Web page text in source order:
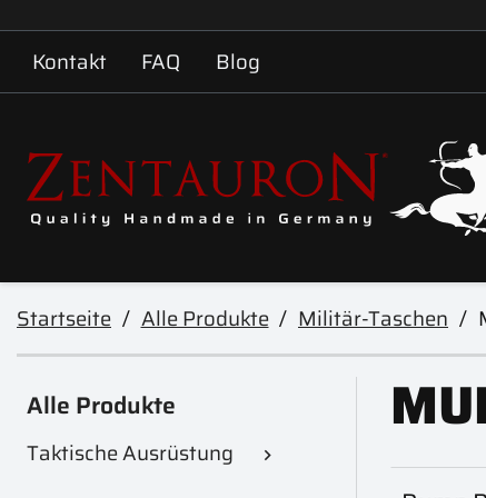
Kontakt
FAQ Blog
Startseite Alle Produkte Militär-Taschen
Alle Produkte
Taktische Ausrüstung 